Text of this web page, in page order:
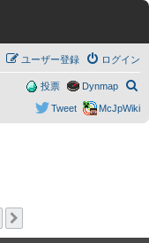
ログイン
ユーザー登録
索
Dynmap
投票
McJpWiki
Tweet